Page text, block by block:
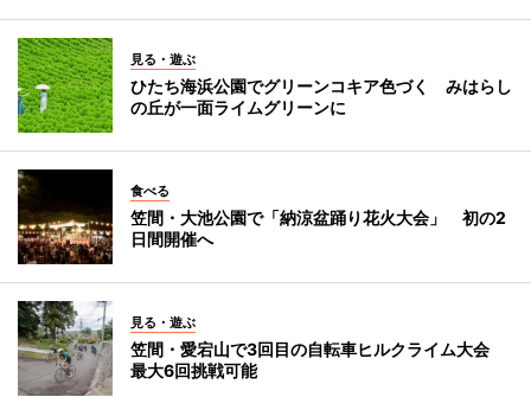
見る・遊ぶ
ひたち海浜公園でグリーンコキア色づく みはらし
の丘が一面ライムグリーンに
食べる
笠間・大池公園で「納涼盆踊り花火大会」 初の2
日間開催へ
見る・遊ぶ
笠間・愛宕山で3回目の自転車ヒルクライム大会
最大6回挑戦可能